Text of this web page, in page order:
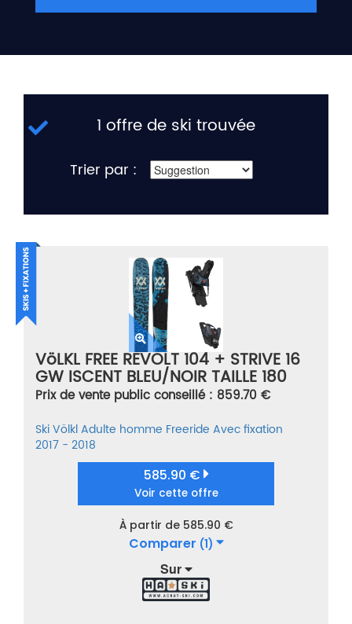
1 offre de ski trouvée
Trier par :
VöLKL FREE REVOLT 104 + STRIVE 16
GW ISCENT BLEU/NOIR TAILLE 180
Prix de vente public conseillé : 859.70 €
SkiVölklAdulte homme Freeride Avec fixation
2017 - 2018
585.90 €
Voir cette offre
À partir de 585.90 €
Comparer (1)
Sur